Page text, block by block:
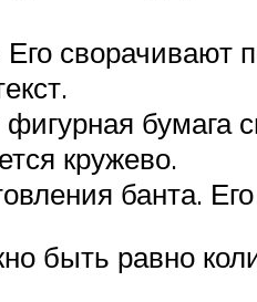
Его
бумага
кружево.
банта.
быть равно